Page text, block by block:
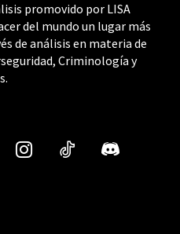
promovido por LISA
del mundo un lugar más
de análisis en materia de
Criminología y